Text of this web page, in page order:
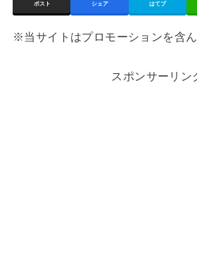
ポスト シェア はてブ
※当サイトはプロモーションを含
スポンサーリン